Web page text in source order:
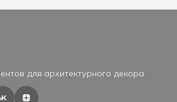
для архитектурного декора